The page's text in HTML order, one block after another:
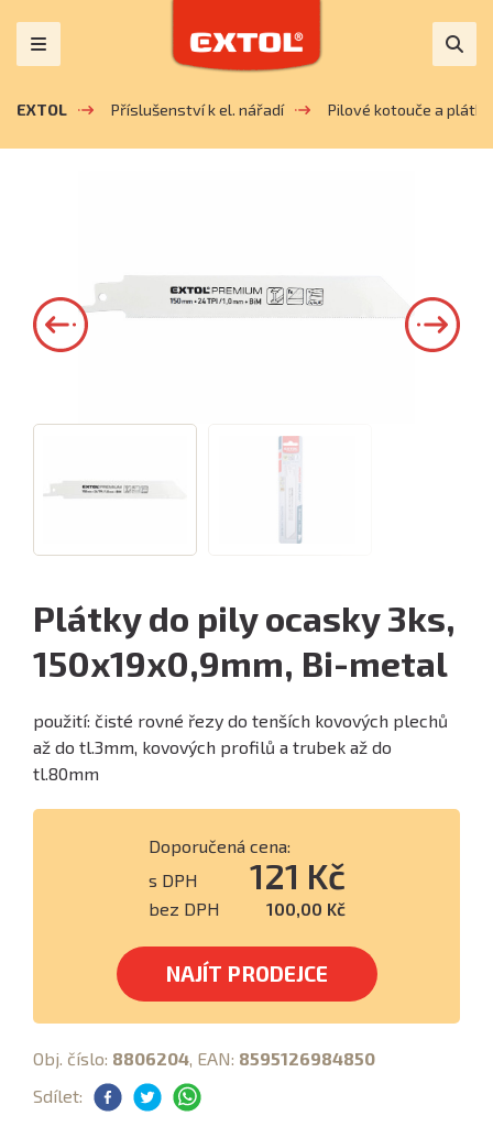
EXTOL Příslušenství k el. nářadí Pilové kotouče a plátky
Plátky do pily ocasky 3ks,
150x19x0,9mm, Bi-metal
použití: čisté rovné řezy do tenších kovových plechů
až do tl.3mm, kovových profilů a trubek až do
tl.80mm
Doporučená cena:
s DPH
121 Kč
bez DPH 100,00 Kč
NAJÍT PRODEJCE
Obj. číslo: 8806204, EAN: 8595126984850
Sdílet: